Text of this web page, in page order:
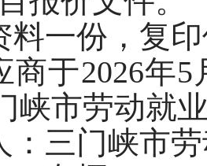
料一份，复
商于2026年
峡市劳动就
：三门峡市